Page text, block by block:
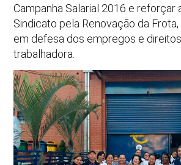
Campanha Salarial 2016 e reforçar
Sindicato pela Renovação da
em defesa dos empregos e
trabalhadora.